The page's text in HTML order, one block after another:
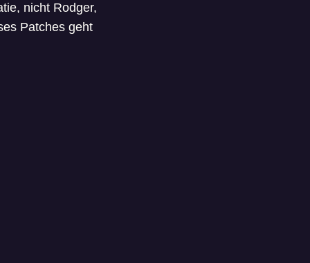
nicht Rodger,
Patches geht